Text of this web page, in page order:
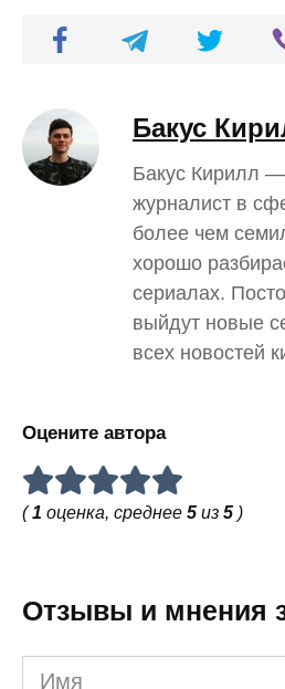
Бакус
Бакус Кирилл
журналист в
более чем
хорошо
сериалах.
выйдут новые
всех новостей
Оцените автора
(1 оценка, среднее 5 из 5 )
Отзывы и мнения
Имя